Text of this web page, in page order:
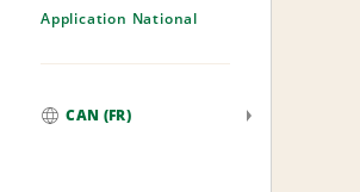
Application National
CAN (FR)